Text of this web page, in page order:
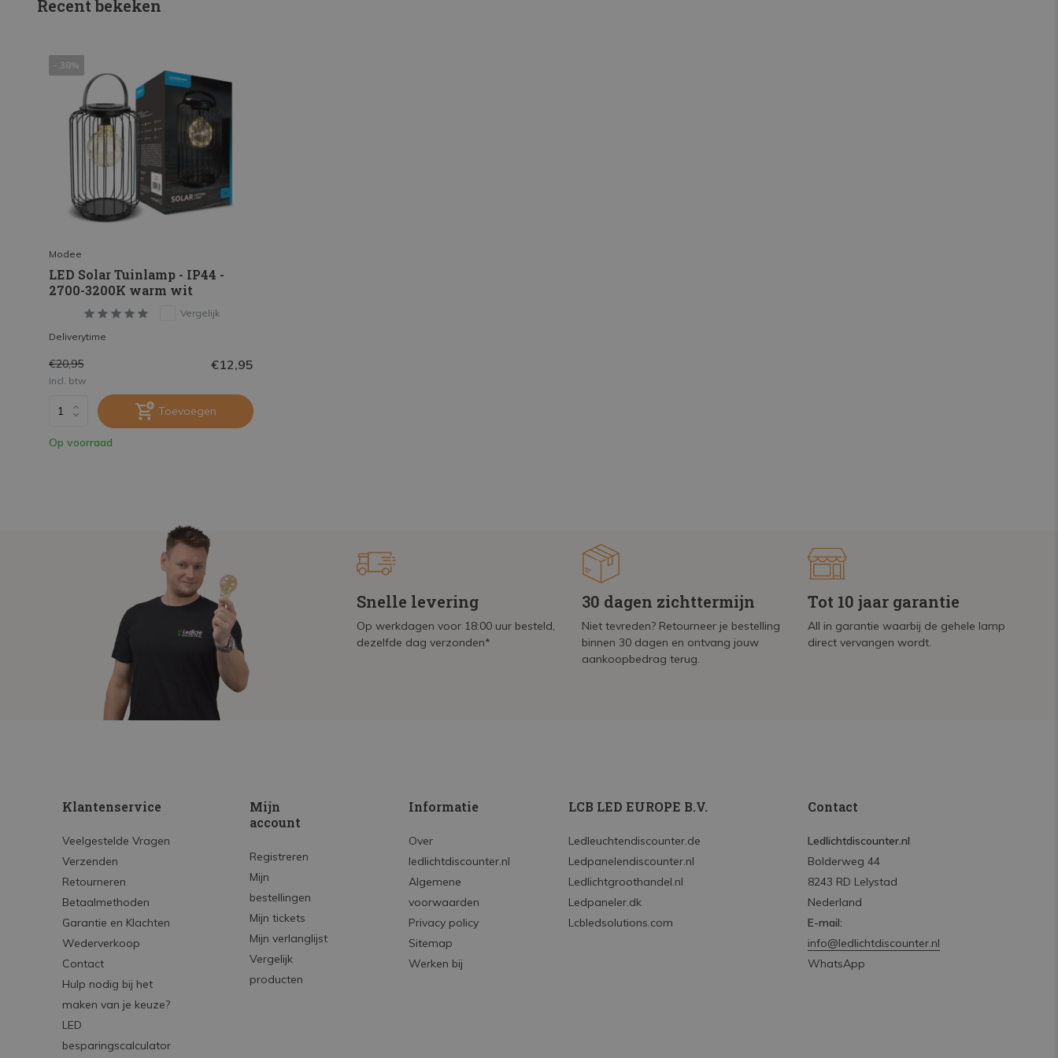
Recent bekeken
- 38%
Modee
LED Solar Tuinlamp - IP44 -
2700-3200K warm wit
Vergelijk
Deliverytime
€20,95 €12,95
Incl. btw
Toevoegen
Op voorraad
Snelle levering
Op werkdagen voor 18:00 uur besteld,
dezelfde dag verzonden*
30 dagen zichttermijn
Niet tevreden? Retourneer je bestelling
binnen 30 dagen en ontvang jouw
aankoopbedrag terug.
Tot 10 jaar garantie
All in garantie waarbij de gehele lamp
direct vervangen wordt.
Klantenservice
Veelgestelde Vragen
Verzenden
Retourneren
Betaalmethoden
Garantie en Klachten
Wederverkoop
Contact
Hulp nodig bij het
maken van je keuze?
LED
besparingscalculator
Mijn
account
Registreren
Mijn
bestellingen
Mijn tickets
Mijn verlanglijst
Vergelijk
producten
Informatie
Over
ledlichtdiscounter.nl
Algemene
voorwaarden
Privacy policy
Sitemap
Werken bij
LCB LED EUROPE B.V.
Ledleuchtendiscounter.de
Ledpanelendiscounter.nl
Ledlichtgroothandel.nl
Ledpaneler.dk
Lcbledsolutions.com
Contact
Ledlichtdiscounter.nl
Bolderweg 44
8243 RD Lelystad
Nederland
E-mail:
info@ledlichtdiscounter.nl
WhatsApp